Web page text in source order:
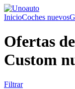
InicioCoches nuevos
Ofertas
Custom
Filtrar